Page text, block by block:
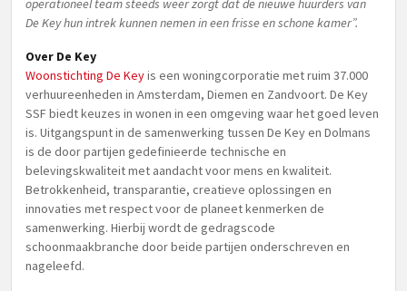
operationeel team steeds weer zorgt dat de nieuwe huurders van
De Key hun intrek kunnen nemen in een frisse en schone kamer”.
Over De Key
Woonstichting De Keyis een woningcorporatie met ruim 37.000
verhuureenheden in Amsterdam, Diemen en Zandvoort. De Key
SSF biedt keuzes in wonen in een omgeving waar het goed leven
is. Uitgangspunt in de samenwerking tussen De Key en Dolmans
is de door partijen gedefinieerde technische en
belevingskwaliteit met aandacht voor mens en kwaliteit.
Betrokkenheid, transparantie, creatieve oplossingen en
innovaties met respect voor de planeet kenmerken de
samenwerking. Hierbij wordt de gedragscode
schoonmaakbranche door beide partijen onderschreven en
nageleefd.